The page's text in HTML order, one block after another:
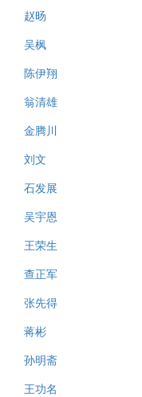
赵旸
吴枫
陈伊翔
翁清雄
金腾川
刘文
石发展
吴宇恩
王荣生
查正军
张先得
蒋彬
孙明斋
王功名